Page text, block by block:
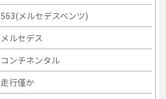
S63(メルセデスベンツ)
メルセデス
コンチネンタル
走行僅か